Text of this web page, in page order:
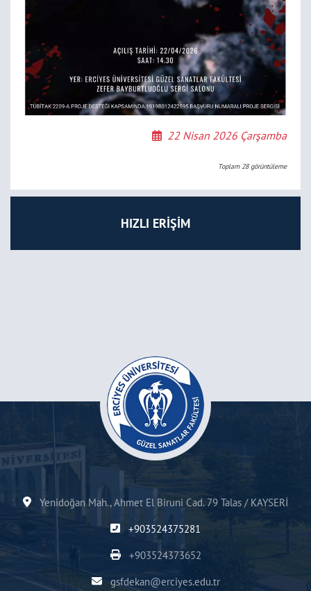
HIZLI ERİŞİM
22 Nisan 2026 Çarşamba
Toplam28görüntüleme
Yenidoğan Mah., Ahmet El Biruni Cad. 79 Talas / KAYSERİ
+903524375281
+903524373652
gsfdekan@erciyes.edu.tr